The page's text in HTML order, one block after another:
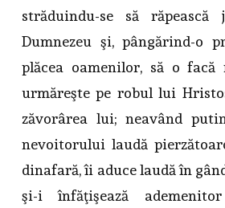
străduindu-se să
Dumnezeu şi, pângărind-o
plăcea oamenilor, să o facă
urmăreşte pe robul lui
zăvorârea lui; neavând
nevoitorului laudă
dinafară, îi aduce laudă în
şi-i înfăţişează